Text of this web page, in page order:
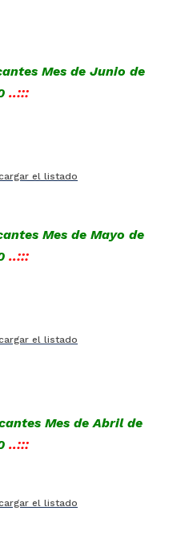
Mes de Junio de
..:::
el listado
Mes de Mayo de
..:::
el listado
Mes de Abrilde
..:::
el listado